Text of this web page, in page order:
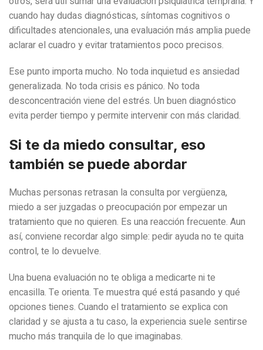
cuando hay dudas diagnósticas, síntomas cognitivos o
dificultades atencionales, una evaluación más amplia puede
aclarar el cuadro y evitar tratamientos poco precisos.
Ese punto importa mucho. No toda inquietud es ansiedad
generalizada. No toda crisis es pánico. No toda
desconcentración viene del estrés. Un buen diagnóstico
evita perder tiempo y permite intervenir con más claridad.
Si te da miedo consultar, eso
también se puede abordar
Muchas personas retrasan la consulta por vergüenza,
miedo a ser juzgadas o preocupación por empezar un
tratamiento que no quieren. Es una reacción frecuente. Aun
así, conviene recordar algo simple: pedir ayuda no te quita
control, te lo devuelve.
Una buena evaluación no te obliga a medicarte ni te
encasilla. Te orienta. Te muestra qué está pasando y qué
opciones tienes. Cuando el tratamiento se explica con
claridad y se ajusta a tu caso, la experiencia suele sentirse
mucho más tranquila de lo que imaginabas.